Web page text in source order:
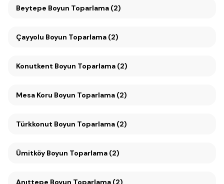
Beytepe Boyun Toparlama (2)
Çayyolu Boyun Toparlama (2)
Konutkent Boyun Toparlama (2)
Mesa Koru Boyun Toparlama (2)
Türkkonut Boyun Toparlama (2)
Ümitköy Boyun Toparlama (2)
Anıttepe Boyun Toparlama (2)